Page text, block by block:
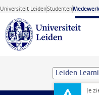
Ga direct naar de inhoud
Universiteit LeidenStudenten
Je